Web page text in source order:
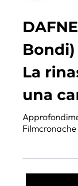
Bondi)
La
una
Filmcronache